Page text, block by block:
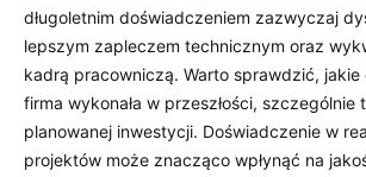
długoletnim doświadczeniem zazwyczaj
lepszym zapleczem technicznym oraz
kadrą pracowniczą. Warto sprawdzić,
firma wykonała w przeszłości, szczególnie
planowanej inwestycji. Doświadczenie w
projektów może znacząco wpłynąć na